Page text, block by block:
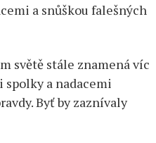
a snůškou falešných
světě stále znamená víc
a nadacemi
Byť by zaznívaly